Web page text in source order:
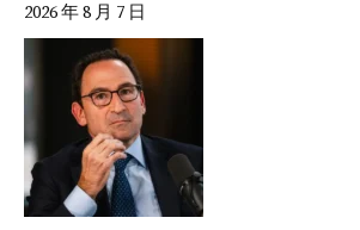
2026 年 8 月 7 日